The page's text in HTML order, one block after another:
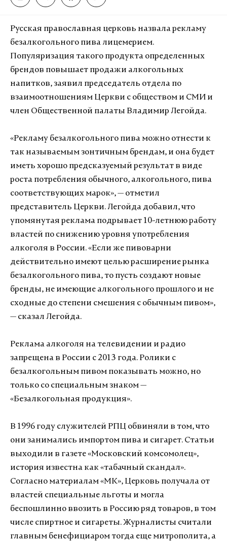
Русская православная церковь назвала рекламу
безалкогольного пива лицемерием.
Популяризация такого продукта определенных
брендов повышает продажи алкогольных
напитков, заявил председатель отдела по
взаимоотношениям Церкви с обществом и СМИ и
член Общественной палаты Владимир Легойда.
«Рекламу безалкогольного пива можно отнести к
так называемым зонтичным брендам, и она будет
иметь хорошо предсказуемый результат в виде
роста потребления обычного, алкогольного, пива
соответствующих марок», — отметил
представитель Церкви. Легойда добавил, что
упомянутая реклама подрывает 10-летнюю работу
властей по снижению уровня употребления
алкоголя в России. «Если же пивоварни
действительно имеют целью расширение рынка
безалкогольного пива, то пусть создают новые
бренды, не имеющие алкогольного прошлого и не
сходные до степени смешения с обычным пивом»,
— сказал Легойда.
Реклама алкоголя на телевидении и радио
запрещена в России с 2013 года. Ролики с
безалкогольным пивом показывать можно, но
только со специальным знаком —
«Безалкогольная продукция».
В 1996 году служителей РПЦ обвиняли в том, что
они занимались импортом пива и сигарет. Статьи
выходили в газете «Московский комсомолец»,
история известна как «табачный скандал».
Согласно материалам «МК», Церковь получала от
властей специальные льготы и могла
беспошлинно ввозить в Россию ряд товаров, в том
числе спиртное и сигареты. Журналисты считали
главным бенефициаром тогда еще митрополита, а